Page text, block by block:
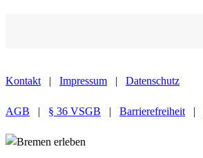
Kontakt | Impressum | Datenschutz
AGB | § 36 VSGB | Barrierefreiheit |